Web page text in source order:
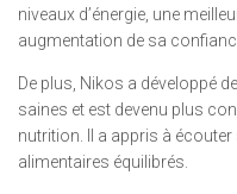
niveaux d’énergie, une
augmentation de sa
De plus, Nikos a développé
saines et est devenu plus
nutrition. Il a appris à
alimentaires équilibrés.